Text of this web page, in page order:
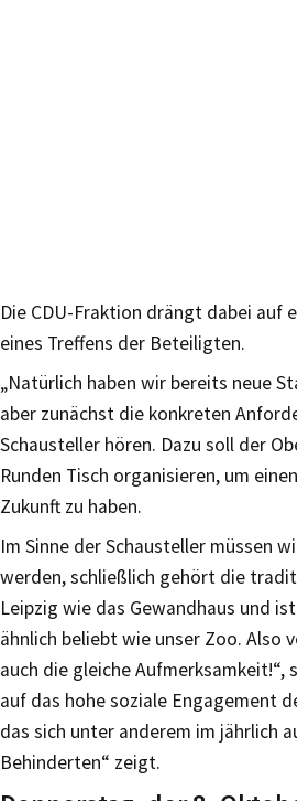
Die CDU-Fraktion drängt dabei auf
eines Treffens der Beteiligten.
„Natürlich haben wir bereits neue
aber zunächst die konkreten
Schausteller hören. Dazu soll der
Runden Tisch organisieren, um
Zukunft zu haben.
Im Sinne der Schausteller müssen
werden, schließlich gehört die
Leipzig wie das Gewandhaus und
ähnlich beliebt wie unser Zoo. Also
auch die gleiche Aufmerksamkeit!“,
auf das hohe soziale Engagement
das sich unter anderem im jährlich
Behinderten“ zeigt.